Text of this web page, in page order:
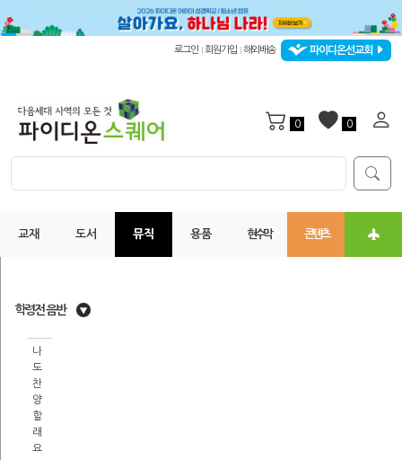
로그인 회원가입 해외배송 파이디온선교회
0 0
교재 도서 뮤직 용품 현수막 콘텐츠
학령전 음반
나
도
찬
양
할
래
요